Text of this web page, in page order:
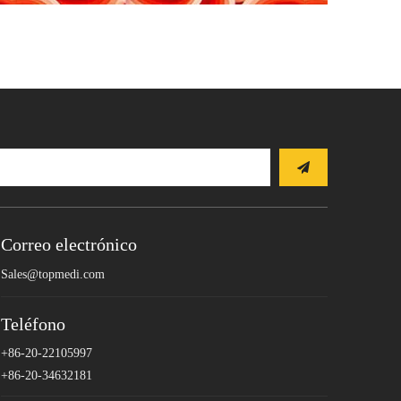
Correo electrónico
Sales@topmedi.com
Teléfono
+86-20-22105997
+86-20-34632181